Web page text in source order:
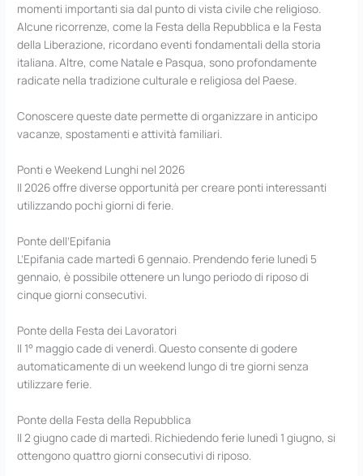
momenti importanti sia dal punto di vista civile che religioso.
Alcune ricorrenze, come la Festa della Repubblica e la Festa
della Liberazione, ricordano eventi fondamentali della storia
italiana. Altre, come Natale e Pasqua, sono profondamente
radicate nella tradizione culturale e religiosa del Paese.
Conoscere queste date permette di organizzare in anticipo
vacanze, spostamenti e attività familiari.
Ponti e Weekend Lunghi nel 2026
Il 2026 offre diverse opportunità per creare ponti interessanti
utilizzando pochi giorni di ferie.
Ponte dell’Epifania
L’Epifania cade martedì 6 gennaio. Prendendo ferie lunedì 5
gennaio, è possibile ottenere un lungo periodo di riposo di
cinque giorni consecutivi.
Ponte della Festa dei Lavoratori
Il 1° maggio cade di venerdì. Questo consente di godere
automaticamente di un weekend lungo di tre giorni senza
utilizzare ferie.
Ponte della Festa della Repubblica
Il 2 giugno cade di martedì. Richiedendo ferie lunedì 1 giugno, si
ottengono quattro giorni consecutivi di riposo.